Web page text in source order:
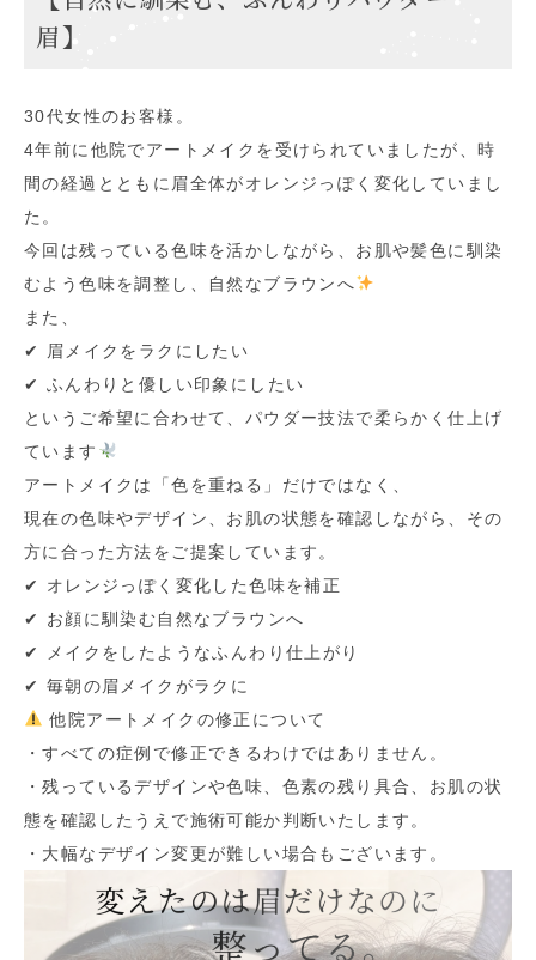
眉】
30代女性のお客様。
4年前に他院でアートメイクを受けられていましたが、時
間の経過とともに眉全体がオレンジっぽく変化していまし
た。
今回は残っている色味を活かしながら、お肌や髪色に馴染
むよう色味を調整し、自然なブラウンへ
また、
✔︎ 眉メイクをラクにしたい
✔︎ ふんわりと優しい印象にしたい
というご希望に合わせて、パウダー技法で柔らかく仕上げ
ています
アートメイクは「色を重ねる」だけではなく、
現在の色味やデザイン、お肌の状態を確認しながら、その
方に合った方法をご提案しています。
✔︎ オレンジっぽく変化した色味を補正
✔︎ お顔に馴染む自然なブラウンへ
✔︎ メイクをしたようなふんわり仕上がり
✔︎ 毎朝の眉メイクがラクに
他院アートメイクの修正について
・すべての症例で修正できるわけではありません。
・残っているデザインや色味、色素の残り具合、お肌の状
態を確認したうえで施術可能か判断いたします。
・大幅なデザイン変更が難しい場合もございます。